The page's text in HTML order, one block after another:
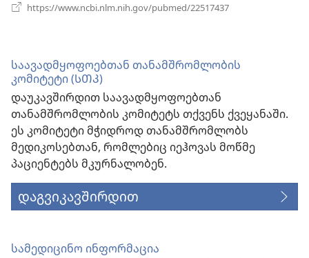
https://www.ncbi.nlm.nih.gov/pubmed/22517437
საავადმყოფოებთან თანამშრომლობის
კომიტეტი (ᲡᲗᲙ)
დაუკავშირდით საავადმყოფოებთან
თანამშრომლობის კომიტეტს თქვენს ქვეყანაში.
ეს კომიტეტი მჭიდროდ თანამშრომლობს
მედიკოსებთან, რომლებიც იეჰოვას მოწმე
პაციენტებს მკურნალობენ.
დაგვიკავშირდით
სამედიცინო ინფორმაცია